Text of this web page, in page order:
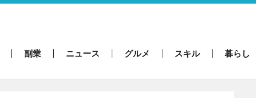
副業 ニュース グルメ スキル 暮らし